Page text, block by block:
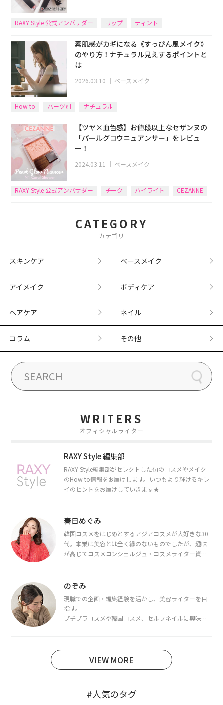
RAXY Style 公式アンバサダー リップ ティント
素肌感がカギになる《すっぴん風メイク》
のやり方！ナチュラル見えするポイントと
は
2026.03.10 ｜ ベースメイク
How to パーツ別 ナチュラル
【ツヤ×血色感】お値段以上なセザンヌの
「パールグロウニュアンサー」をレビュ
ー！
2024.03.11 ｜ ベースメイク
RAXY Style 公式アンバサダー チーク ハイライト CEZANNE
CATEGORY
カテゴリ
スキンケア ベースメイク
アイメイク ボディケア
ヘアケア ネイル
コラム その他
WRITERS
オフィシャルライター
RAXY Style 編集部
RAXY Style編集部がセレクトした旬のコスメやメイク
のHow to情報をお届けします。いつもより輝けるキレ
イのヒントをお届けしていきます★
春日めぐみ
韓国コスメをはじめとするアジアコスメが大好きな30
代。本業は美容とは全く縁のないものでしたが、趣味
が高じてコスメコンシェルジュ・コスメライター資格
断・骨格診断によるイメージコンサルティングも行っ
のぞみ
現職での企画・編集経験を活かし、美容ライターを目
指す。
プチプラコスメや韓国コスメ、セルフネイルに興味が
日本化粧品検定1級保有。
VIEW MORE
#人気のタグ